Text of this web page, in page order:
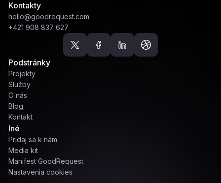
Kontakty
hello@goodrequest.com
+421 908 837 627
Podstránky
Projekty
Služby
O nás
Blog
Kontakt
Iné
Pridaj sa k nám
Media kit
Manifest GoodRequest
Nastavenia cookies